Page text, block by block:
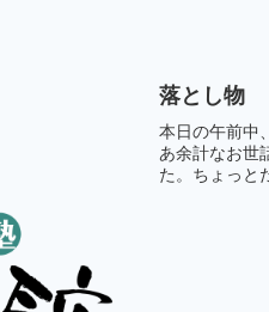
落とし物
本日の午前中
あ余計なお世
た。ちょっと